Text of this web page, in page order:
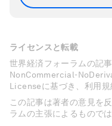
ライセンスと転載
世界経済フォーラムの記
NonCommercial-
Licenseに基づき、利用規
この記事は著者の意見を
ラムの主張によるもので